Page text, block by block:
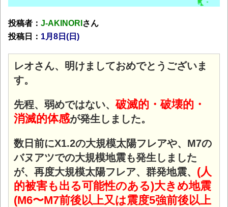
投稿者： J-AKINORI さん
投稿日： 1月8日(日 )
レオさん、明けましておめでとうございま
す。
先程、弱めではない、破滅的・破壊的・
消滅的体感が発生しました。
数日前にX1.2の大規模太陽フレアや、M7の
バヌアツでの大規模地震も発生しました
が、再度大規模太陽フレア、群発地震、 (人
的被害も出る可能性のある)大きめ地震
(M6〜M7前後以上又は震度5強前後以上